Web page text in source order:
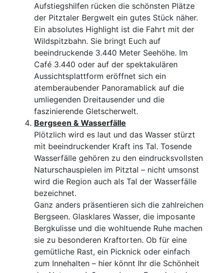
Aufstiegshilfen rücken die schönsten Plätze
der Pitztaler Bergwelt ein gutes Stück näher.
Ein absolutes Highlight ist die Fahrt mit der
Wildspitzbahn. Sie bringt Euch auf
beeindruckende 3.440 Meter Seehöhe. Im
Café 3.440 oder auf der spektakulären
Aussichtsplattform eröffnet sich ein
atemberaubender Panoramablick auf die
umliegenden Dreitausender und die
faszinierende Gletscherwelt.
Bergseen & Wasserfälle
Plötzlich wird es laut und das Wasser stürzt
mit beeindruckender Kraft ins Tal. Tosende
Wasserfälle gehören zu den eindrucksvollsten
Naturschauspielen im Pitztal – nicht umsonst
wird die Region auch als Tal der Wasserfälle
bezeichnet.
Ganz anders präsentieren sich die zahlreichen
Bergseen. Glasklares Wasser, die imposante
Bergkulisse und die wohltuende Ruhe machen
sie zu besonderen Kraftorten. Ob für eine
gemütliche Rast, ein Picknick oder einfach
zum Innehalten – hier könnt Ihr die Schönheit